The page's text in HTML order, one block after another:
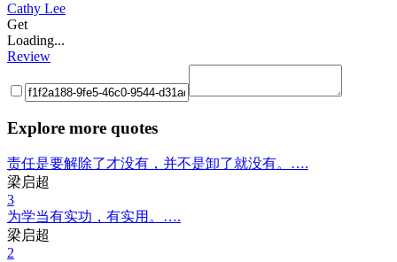
Cathy Lee
Get
Loading...
Review
Explore more quotes
责任是要解除了才没有，并不是卸了就没有。….
梁启超
3
为学当有实功，有实用。….
梁启超
2